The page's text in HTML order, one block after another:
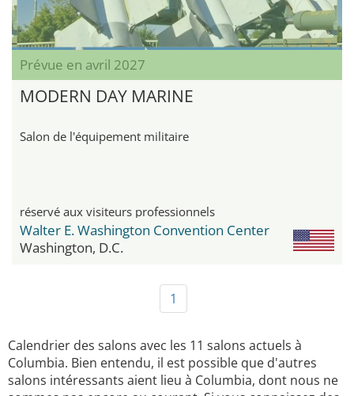
Prévue en avril 2027
MODERN DAY MARINE
Salon de l'équipement militaire
réservé aux visiteurs professionnels
Walter E. Washington Convention Center
Washington, D.C.
1
Calendrier des salons avec les 11 salons actuels à
Columbia. Bien entendu, il est possible que d'autres
salons intéressants aient lieu à Columbia, dont nous ne